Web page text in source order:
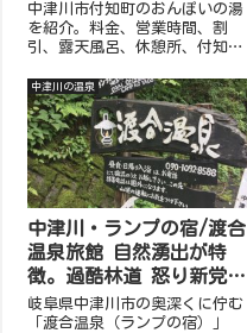
中津川市付知町のおんぽいの湯
を紹介。料金、営業時間、割
引、露天風呂、休憩所、付知
辺温泉まで整理します。
中津川の温泉
中津川・ランプの宿/渡合
温泉旅館 自然湧出が特
徴。過酷林道 怒り新党で
も紹介！
岐阜県中津川市の奥深くに佇む
「渡合温泉（ランプの宿）」